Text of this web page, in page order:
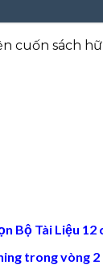
cuốn sách
Bộ Tài Liệu 12
trong vòng